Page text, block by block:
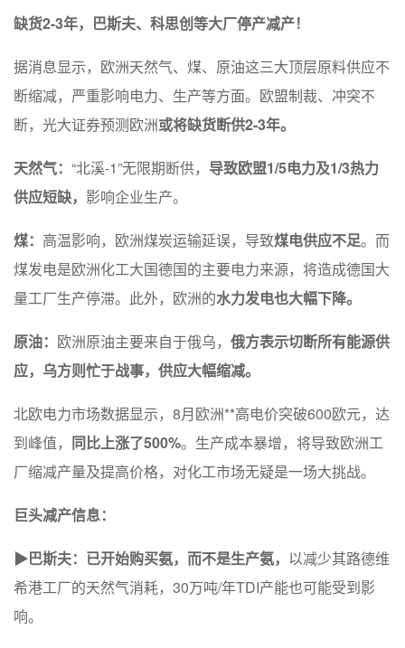
缺货2-3年，巴斯夫、科思创等大厂停产减产！
据消息显示，欧洲天然气、煤、原油这三大顶层原料供应不
断缩减，严重影响电力、生产等方面。欧盟制裁、冲突不
断，光大证券预测欧洲或将缺货断供2-3年。
天然气： “北溪-1”无限期断供， 导致欧盟1/5电力及1/3热力
供应短缺， 影响企业生产。
煤： 高温影响，欧洲煤炭运输延误，导致煤电供应不足。而
煤发电是欧洲化工大国德国的主要电力来源，将造成德国大
量工厂生产停滞。此外，欧洲的水力发电也大幅下降。
原油： 欧洲原油主要来自于俄乌， 俄方表示切断所有能源供
应，乌方则忙于战事，供应大幅缩减。
北欧电力市场数据显示，8月欧洲**高电价突破600欧元，达
到峰值， 同比上涨了500%。生产成本暴增，将导致欧洲工
厂缩减产量及提高价格，对化工市场无疑是一场大挑战。
巨头减产信息：
▶巴斯夫： 已开始购买氨，而不是生产氨， 以减少其路德维
希港工厂的天然气消耗，30万吨/年TDI产能也可能受到影
响。